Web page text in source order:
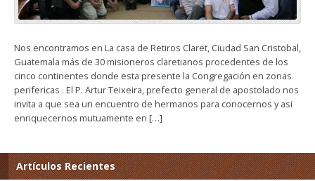
Nos encontramos en La casa de Retiros Claret, Ciudad San Cristobal,
Guatemala más de 30 misioneros claretianos procedentes de los
cinco continentes donde esta presente la Congregación en zonas
perifericas . El P. Artur Teixeira, prefecto general de apostolado nos
invita a que sea un encuentro de hermanos para conocernos y asi
enriquecernos mutuamente en […]
Artículos Recientes